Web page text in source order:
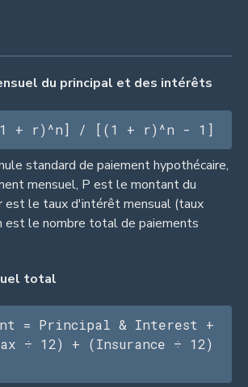
du principal et des intérêts
+ r)^n] / [(1 + r)^n - 1]
standard de paiement hypothécaire,
mensuel, P est le montant du
est le taux d'intérêt mensual (taux
est le nombre total de paiements
total
= Principal & Interest +
÷ 12) + (Insurance ÷ 12)